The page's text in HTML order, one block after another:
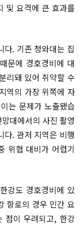
및 요격에 큰 효과를
다. 기존 청와대는 집
문에 경호경비에 대
리돼 있어 취약할 수
역의 가장 위쪽에 자
는 문제가 노출됐습
대에서의 사진 촬영
다. 관저 지역은 비행
위협 대비가 어렵기
강도 경호경비에 있
항로의 경우 민간 요
점이 우려되고, 한강